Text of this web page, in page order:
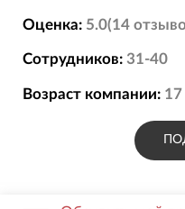
Оценка: 5.0(14
Сотрудников: 31-40
Возраст компании: 17